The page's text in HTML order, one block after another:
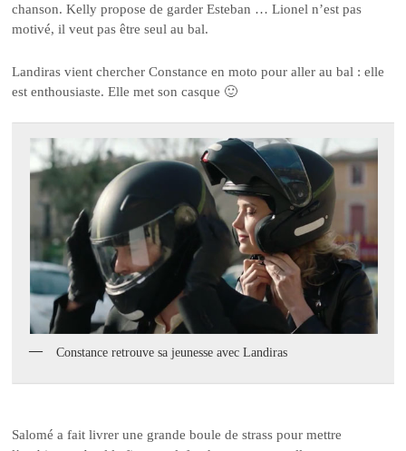
chanson. Kelly propose de garder Esteban … Lionel n’est pas
motivé, il veut pas être seul au bal.
Landiras vient chercher Constance en moto pour aller au bal : elle
est enthousiaste. Elle met son casque 🙂
Constance retrouve sa jeunesse avec Landiras
Salomé a fait livrer une grande boule de strass pour mettre